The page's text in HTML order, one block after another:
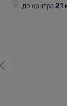
до центра 2.1